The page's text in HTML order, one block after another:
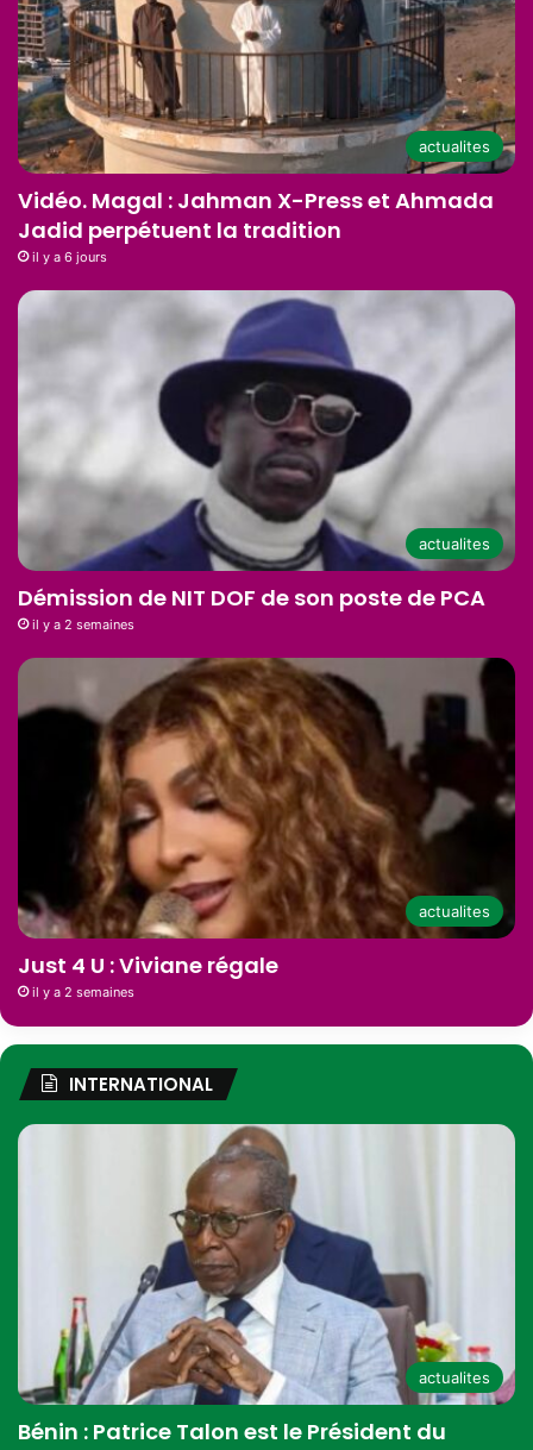
actualites
Vidéo. Magal : Jahman X-Press et Ahmada
Jadid perpétuent la tradition
il y a 6 jours
actualites
Démission de NIT DOF de son poste de PCA
il y a 2 semaines
actualites
Just 4 U : Viviane régale
il y a 2 semaines
INTERNATIONAL
actualites
Bénin : Patrice Talon est le Président du